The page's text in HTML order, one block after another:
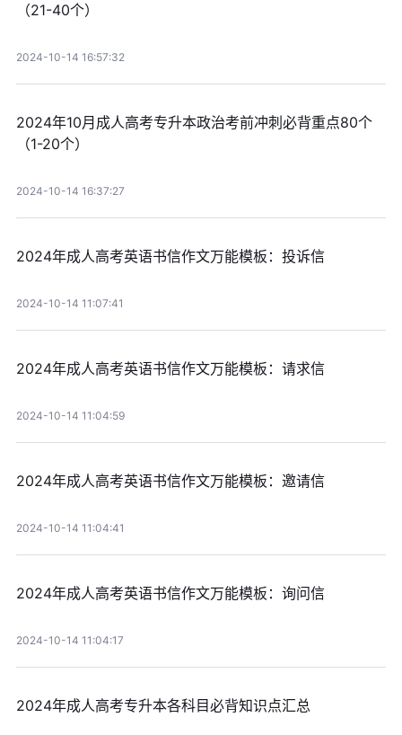
（21-40个）
2024-10-14 16:57:32
2024年10月成人高考专升本政治考前冲刺必背重点80个
（1-20个）
2024-10-14 16:37:27
2024年成人高考英语书信作文万能模板：投诉信
2024-10-14 11:07:41
2024年成人高考英语书信作文万能模板：请求信
2024-10-14 11:04:59
2024年成人高考英语书信作文万能模板：邀请信
2024-10-14 11:04:41
2024年成人高考英语书信作文万能模板：询问信
2024-10-14 11:04:17
2024年成人高考专升本各科目必背知识点汇总